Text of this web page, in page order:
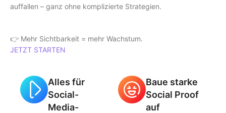
auffallen – ganz ohne komplizierte Strategien.
👉 Mehr Sichtbarkeit = mehr Wachstum.
JETZT STARTEN
Alles für
Social-
Media-
Baue starke
Social Proof
auf